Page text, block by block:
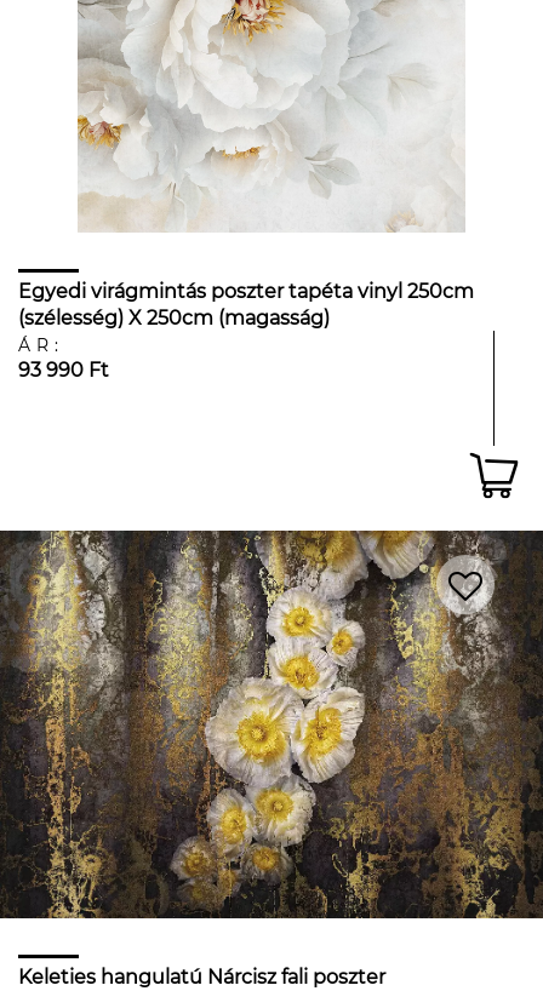
Egyedi virágmintás poszter tapéta vinyl 250cm
(szélesség) X 250cm (magasság)
ÁR:
93 990 Ft
Keleties hangulatú Nárcisz fali poszter